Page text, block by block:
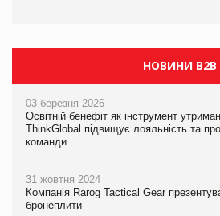
НОВИНИ B2B
03 березня 2026
Освітній бенефіт як інструмент
ThinkGlobal підвищує лояльність та
команди
31 жовтня 2024
Компанія Rarog Tactical Gear
бронеплити